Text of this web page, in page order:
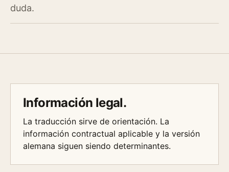
duda.
Información legal.
La traducción sirve de orientación. La
información contractual aplicable y la versión
alemana siguen siendo determinantes.